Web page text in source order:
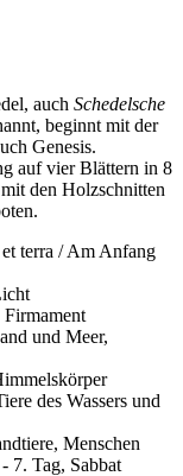
auch Schedelsche
beginnt mit der
Genesis.
auf vier Blättern in 8
den Holzschnitten
terra / Am Anfang
Firmament
und Meer,
des Wassers und
Menschen
7. Tag, Sabbat